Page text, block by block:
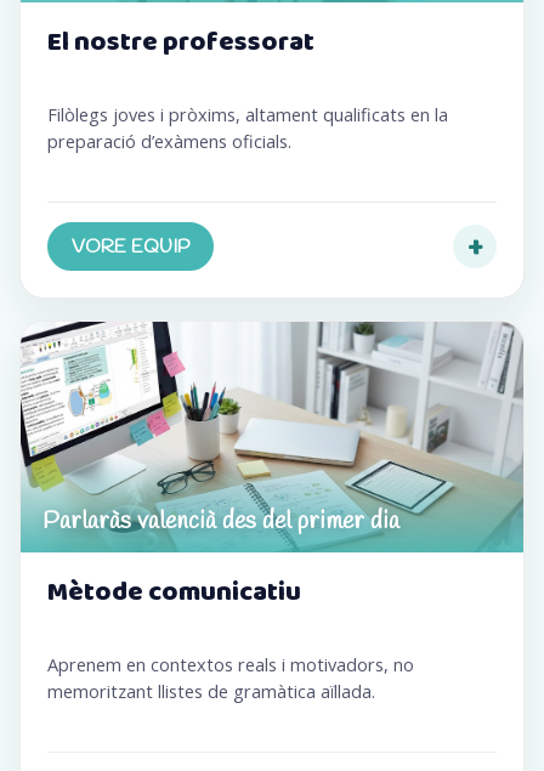
El nostre professorat
Filòlegs joves i pròxims, altament qualificats en la
preparació d’exàmens oficials.
VORE EQUIP +
Parlaràs valencià des del primer dia
Mètode comunicatiu
Aprenem en contextos reals i motivadors, no
memoritzant llistes de gramàtica aïllada.